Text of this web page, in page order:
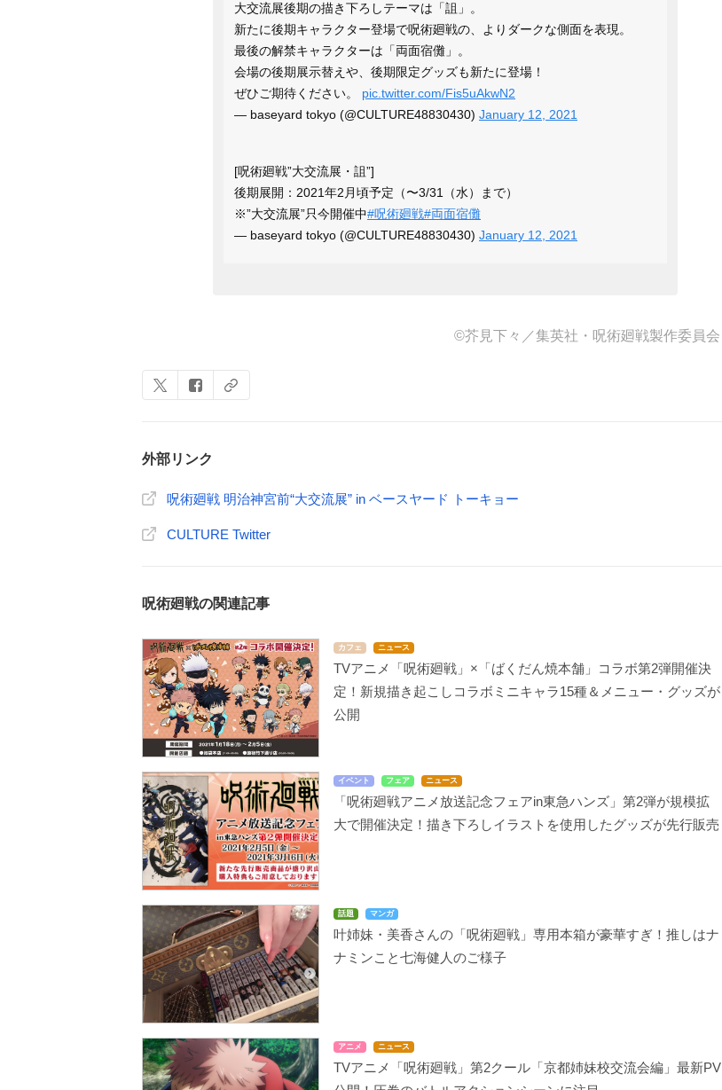
大交流展後期の描き下ろしテーマは「詛」。
新たに後期キャラクター登場で呪術廻戦の、よりダークな側面を表現。
最後の解禁キャラクターは「両面宿儺」。
会場の後期展示替えや、後期限定グッズも新たに登場！
ぜひご期待ください。 pic.twitter.com/Fis5uAkwN2
— baseyard tokyo (@CULTURE48830430) January 12, 2021
[呪術廻戦”大交流展・詛”]
後期展開：2021年2月頃予定（〜3/31（水）まで）
※”大交流展”只今開催中#呪術廻戦#両面宿儺
— baseyard tokyo (@CULTURE48830430) January 12, 2021
©芥見下々／集英社・呪術廻戦製作委員会
外部リンク
呪術廻戦 明治神宮前“大交流展” in ベースヤード トーキョー
CULTURE Twitter
呪術廻戦の関連記事
カフェ ニュース
TVアニメ「呪術廻戦」×「ばくだん焼本舗」コラボ第2弾開催決
定！新規描き起こしコラボミニキャラ15種＆メニュー・グッズが
公開
イベント フェア ニュース
「呪術廻戦アニメ放送記念フェアin東急ハンズ」第2弾が規模拡
大で開催決定！描き下ろしイラストを使用したグッズが先行販売
話題 マンガ
叶姉妹・美香さんの「呪術廻戦」専用本箱が豪華すぎ！推しはナ
ナミンこと七海健人のご様子
アニメ ニュース
TVアニメ「呪術廻戦」第2クール「京都姉妹校交流会編」最新PV